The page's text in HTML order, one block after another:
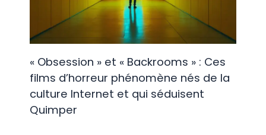
« Obsession » et « Backrooms » : Ces
films d’horreur phénomène nés de la
culture Internet et qui séduisent
Quimper